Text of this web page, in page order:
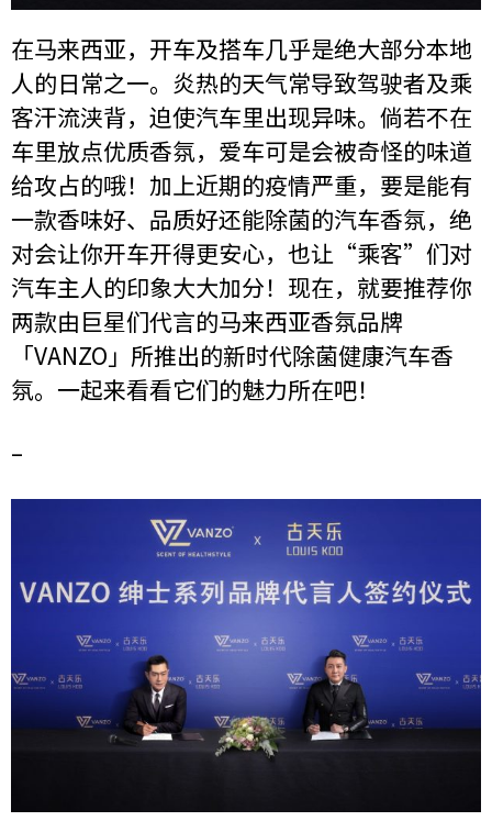
在马来西亚，开车及搭车几乎是绝大部分本地
人的日常之一。炎热的天气常导致驾驶者及乘
客汗流浃背，迫使汽车里出现异味。倘若不在
车里放点优质香氛，爱车可是会被奇怪的味道
给攻占的哦！加上近期的疫情严重，要是能有
一款香味好、品质好还能除菌的汽车香氛，绝
对会让你开车开得更安心，也让“乘客”们对
汽车主人的印象大大加分！现在，就要推荐你
两款由巨星们代言的马来西亚香氛品牌
「VANZO」所推出的新时代除菌健康汽车香
氛。一起来看看它们的魅力所在吧！
–